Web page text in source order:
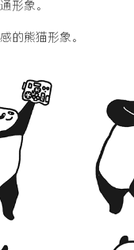
形象。
的熊猫形象。